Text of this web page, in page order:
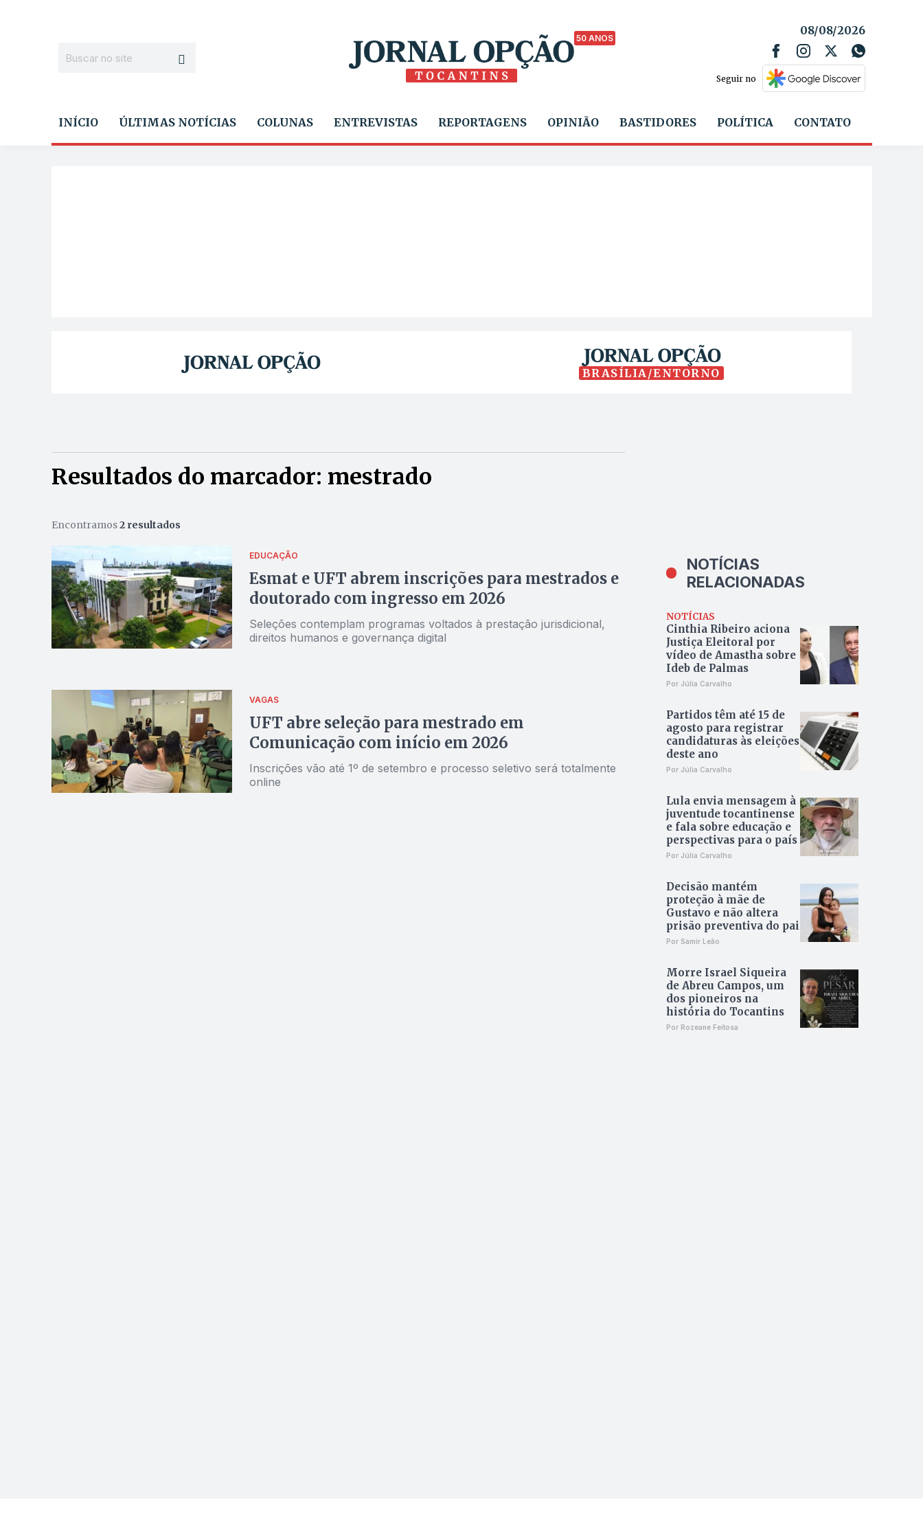
50 ANOS
08/08/2026
Seguir no
INÍCIO ÚLTIMAS NOTÍCIAS COLUNAS ENTREVISTAS REPORTAGENS OPINIÃO BASTIDORES POLÍTICA CONTATO
BRASÍLIA/ENTORNO
Resultados do marcador: mestrado
Encontramos2 resultados
EDUCAÇÃO
Esmat e UFT abrem inscrições para mestrados e
doutorado com ingresso em 2026
Seleções contemplam programas voltados à prestação jurisdicional,
direitos humanos e governança digital
VAGAS
UFT abre seleção para mestrado em
Comunicação com início em 2026
Inscrições vão até 1º de setembro e processo seletivo será totalmente
online
NOTÍCIAS
RELACIONADAS
NOTÍCIAS
Cinthia Ribeiro aciona
Justiça Eleitoral por
vídeo de Amastha sobre
Ideb de Palmas
Por Júlia Carvalho
Partidos têm até 15 de
agosto para registrar
candidaturas às eleições
deste ano
Por Júlia Carvalho
Lula envia mensagem à
juventude tocantinense
e fala sobre educação e
perspectivas para o país
Por Júlia Carvalho
Decisão mantém
proteção à mãe de
Gustavo e não altera
prisão preventiva do pai
Por Samir Leão
Morre Israel Siqueira
de Abreu Campos, um
dos pioneiros na
história do Tocantins
Por Rozeane Feitosa